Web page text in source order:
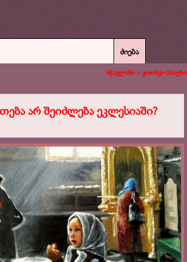
ძიება
სწავლანი > კითხვა-პასუხი
არ შეიძლება ეკლესიაში?